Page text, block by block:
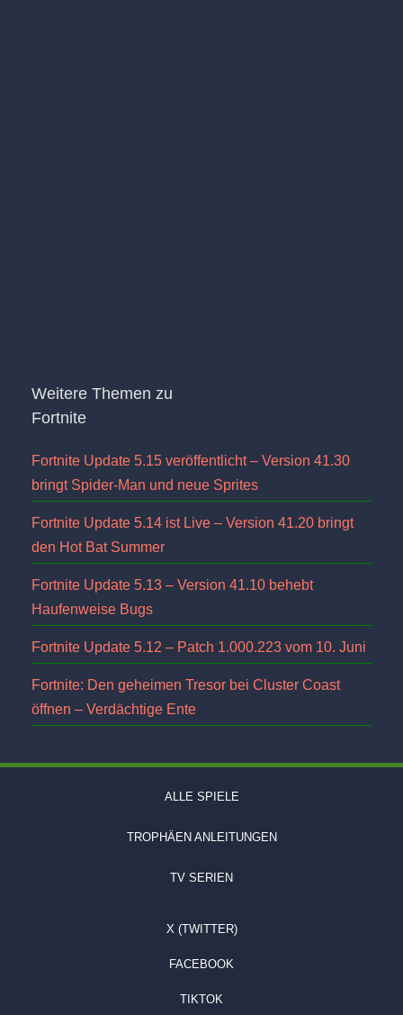
Weitere Themen zu
Fortnite
Fortnite Update 5.15 veröffentlicht – Version 41.30
bringt Spider-Man und neue Sprites
Fortnite Update 5.14 ist Live – Version 41.20 bringt
den Hot Bat Summer
Fortnite Update 5.13 – Version 41.10 behebt
Haufenweise Bugs
Fortnite Update 5.12 – Patch 1.000.223 vom 10. Juni
Fortnite: Den geheimen Tresor bei Cluster Coast
öffnen – Verdächtige Ente
ALLE SPIELE
TROPHÄEN ANLEITUNGEN
TV SERIEN
X (TWITTER)
FACEBOOK
TIKTOK